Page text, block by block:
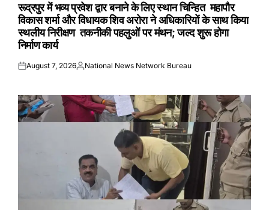
रूद्रपुर में भव्य प्रवेश द्वार बनाने के लिए स्थान चिन्हित महापौर
विकास शर्मा और विधायक शिव अरोरा ने अधिकारियों के साथ किया
स्थलीय निरीक्षण तकनीकी पहलुओं पर मंथन; जल्द शुरू होगा
निर्माण कार्य
Posted
August 7, 2026Posted
National News Network Bureau